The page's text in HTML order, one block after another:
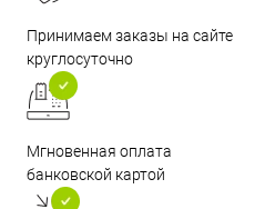
Принимаем заказы на сайте
круглосуточно
Мгновенная оплата
банковской картой